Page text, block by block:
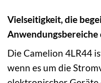
Vielseitigkeit, die
Anwendungsbereiche
Die Camelion 4LR44
wenn es um die